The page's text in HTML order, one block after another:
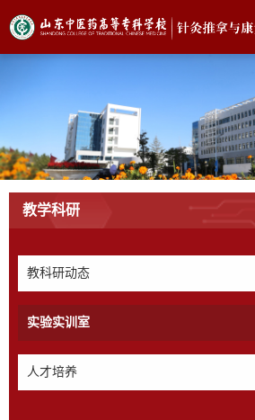
教学科研
教科研动态
实验实训室
人才培养